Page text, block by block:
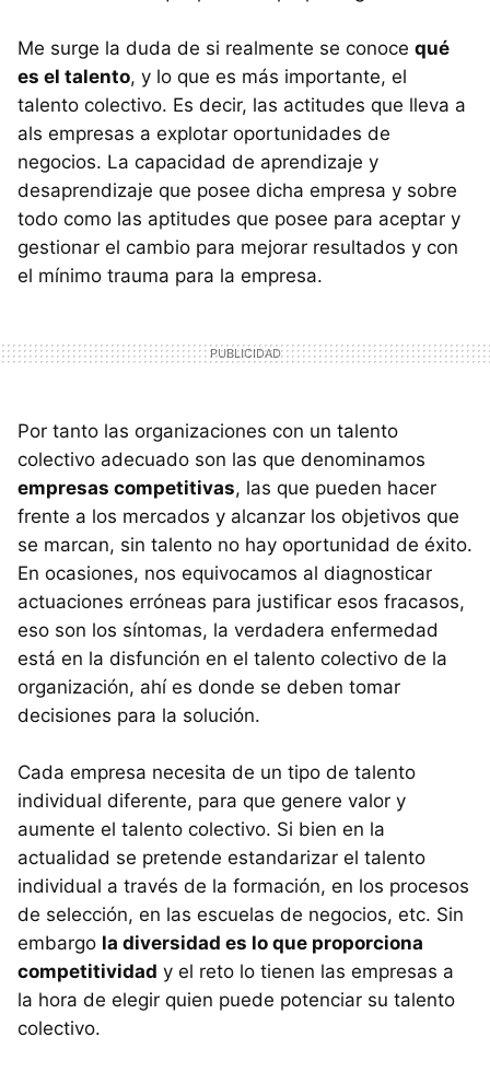
Me surge la duda de si realmente se conoce qué
es el talento, y lo que es más importante, el
talento colectivo. Es decir, las actitudes que lleva a
als empresas a explotar oportunidades de
negocios. La capacidad de aprendizaje y
desaprendizaje que posee dicha empresa y sobre
todo como las aptitudes que posee para aceptar y
gestionar el cambio para mejorar resultados y con
el mínimo trauma para la empresa.
Por tanto las organizaciones con un talento
colectivo adecuado son las que denominamos
empresas competitivas, las que pueden hacer
frente a los mercados y alcanzar los objetivos que
se marcan, sin talento no hay oportunidad de éxito.
En ocasiones, nos equivocamos al diagnosticar
actuaciones erróneas para justificar esos fracasos,
eso son los síntomas, la verdadera enfermedad
está en la disfunción en el talento colectivo de la
organización, ahí es donde se deben tomar
decisiones para la solución.
Cada empresa necesita de un tipo de talento
individual diferente, para que genere valor y
aumente el talento colectivo. Si bien en la
actualidad se pretende estandarizar el talento
individual a través de la formación, en los procesos
de selección, en las escuelas de negocios, etc. Sin
embargo la diversidad es lo que proporciona
competitividad y el reto lo tienen las empresas a
la hora de elegir quien puede potenciar su talento
colectivo.